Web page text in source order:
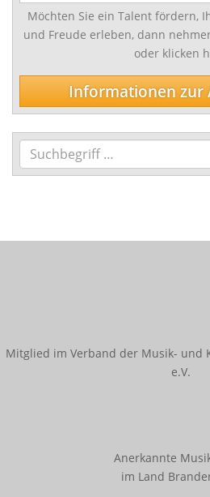
Holzblasinstrumente
Schlagwerk/
Vokalfächer
Malerei/Grafik
Tanz
Tag des Tanzes
enviaM Musik aus
Innerschulischer
Möchten Sie ein Talent fördern,
und Freude erleben, dann
oder klicken
Informationen zur
Mitglied im Verband der Musik- und
e.V.
Anerkannte
im Land